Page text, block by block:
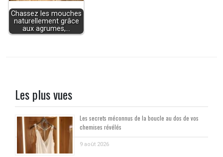
Chassez les mouches
naturellement grâce
aux agrumes,…
Les plus vues
Les secrets méconnus de la boucle au dos de vos
chemises révélés
9 août 2026